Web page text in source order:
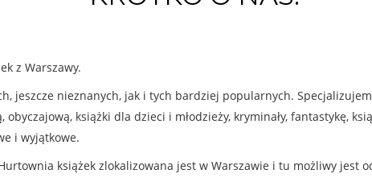
z Warszawy.
jeszcze nieznanych, jak i tych bardziej popularnych.
książki dla dzieci i młodzieży, kryminały, fantastykę,
i wyjątkowe.
książek zlokalizowana jest w Warszawie i tu możliwy jest